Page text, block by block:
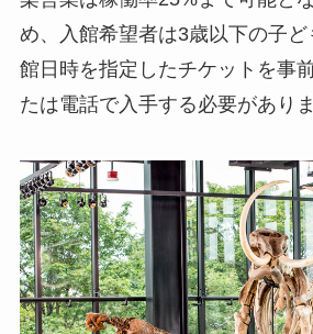
め、入館希望者は3歳以下の子ど
館日時を指定したチケットを事
たは電話で入手する必要がありま